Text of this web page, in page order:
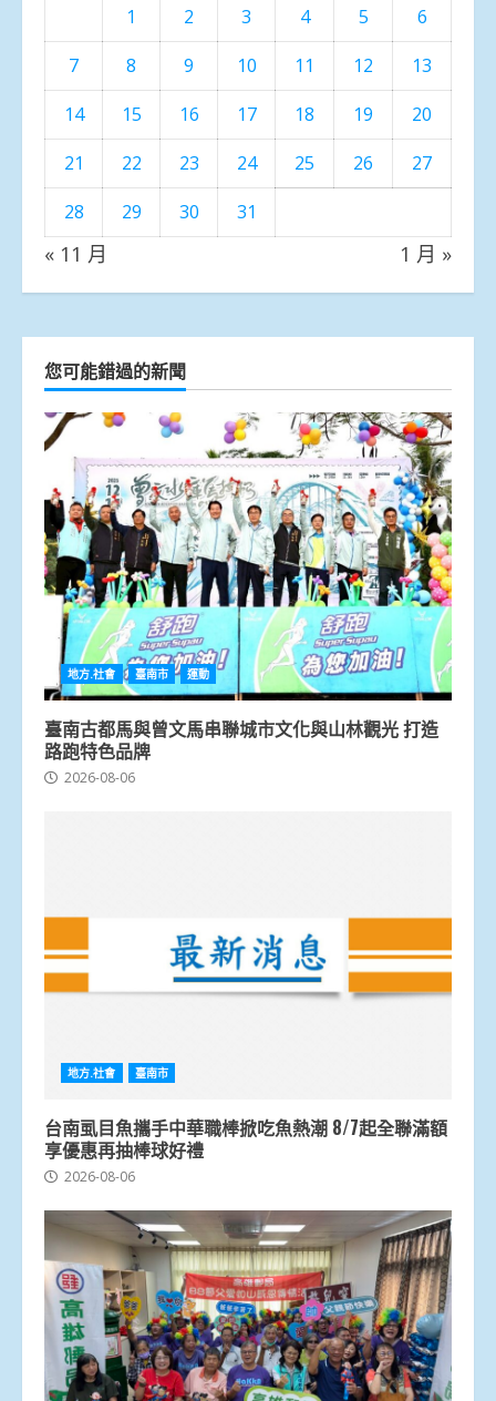
1 2 3 4 5
6
7
8 9 10 11 12
13
14
15 16 17 18 19
20
21
22 23 24 25 26
27
28
29 30 31
« 11 月 1 月 »
您可能錯過的新聞
地方.社會 臺南市 運動
臺南古都馬與曾文馬串聯城市文化與山林觀光 打造
路跑特色品牌
2026-08-06
地方.社會 臺南市
台南虱目魚攜手中華職棒掀吃魚熱潮 8/7起全聯滿額
享優惠再抽棒球好禮
2026-08-06